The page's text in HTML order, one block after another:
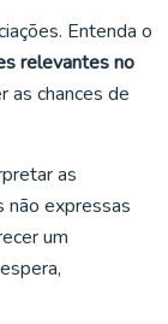
Entenda o
relevantes no
as chances de
as
não expressas
um